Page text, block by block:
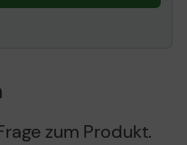
zum Produkt.